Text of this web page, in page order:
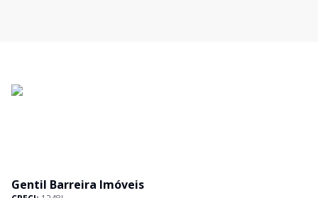
Gentil Barreira Imóveis